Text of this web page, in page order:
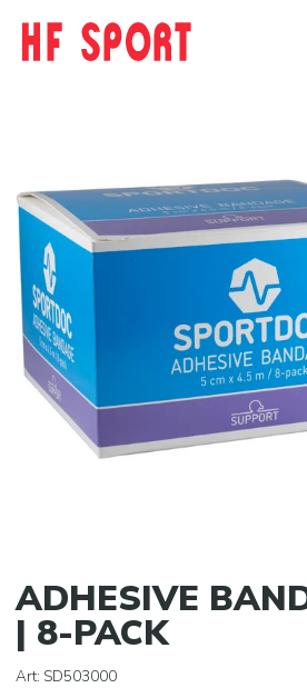
Butik
SPORTDOC
Support
Performance
Cooling
Heating
Accessories
BOLLAR
ADHESIVE
| 8-PACK
Art: SD503000